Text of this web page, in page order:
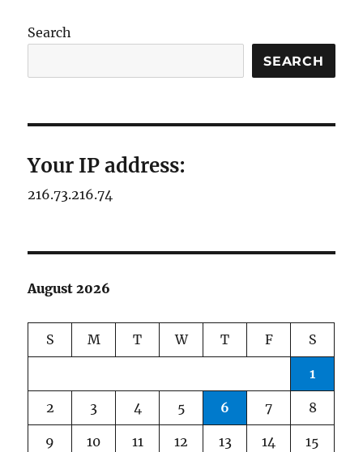
Search
SEARCH
Your IP address:
216.73.216.74
August 2026
S M T W T F S
1
2 3 4 5 6 7 8
9 10 11 12 13 14 15